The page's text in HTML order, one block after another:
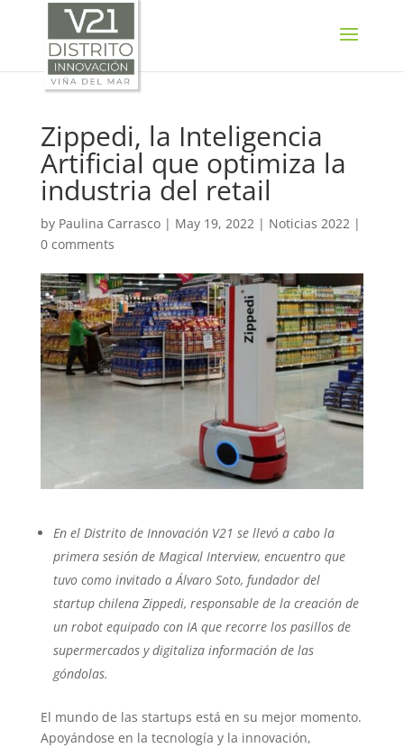
Zippedi, la Inteligencia
Artificial que optimiza la
industria del retail
by Paulina Carrasco| May 19, 2022| Noticias 2022|
0 comments
En el Distrito de Innovación V21 se llevó a cabo la
primera sesión de Magical Interview, encuentro que
tuvo como invitado a Álvaro Soto, fundador del
startup chilena Zippedi, responsable de la creación de
un robot equipado con IA que recorre los pasillos de
supermercados y digitaliza información de las
góndolas.
El mundo de las startups está en su mejor momento.
Apoyándose en la tecnología y la innovación,
SELECT LANGUAGE ▼